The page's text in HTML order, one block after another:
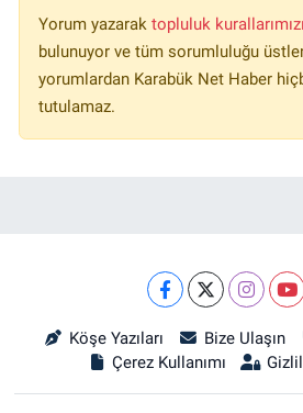
Yorum yazarak topluluk kurallarımızı
bulunuyor ve tüm sorumluluğu
yorumlardan Karabük Net Haber
tutulamaz.
Köşe Yazıları Bize Ulaşın
Çerez Kullanımı